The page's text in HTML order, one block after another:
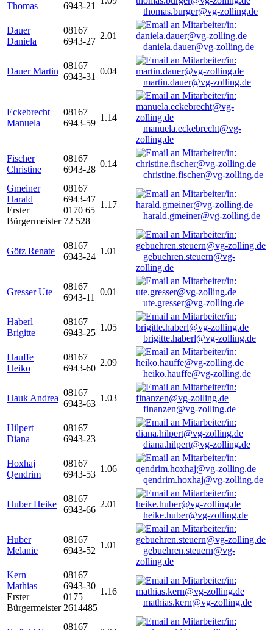
Thomas
6943-21
thomas.burger@vg-zolling.de
Dauer
Daniela
08167
6943-27
2.01
daniela.dauer@vg-zolling.de
Dauer Martin
08167
6943-31
0.04
martin.dauer@vg-zolling.de
Eckebrecht
Manuela
08167
6943-59
1.14
manuela.eckebrecht@vg-
zolling.de
Fischer
Christine
08167
6943-28
0.14
christine.fischer@vg-zolling.de
Gmeiner
Harald
Erster
Bürgermeister
08167
6943-47
0170 65
72 528
1.17
harald.gmeiner@vg-zolling.de
Götz Renate
08167
6943-24
1.01
gebuehren.steuern@vg-
zolling.de
Gresser Ute
08167
6943-11
0.01
ute.gresser@vg-zolling.de
Haberl
Brigitte
08167
6943-25
1.05
brigitte.haberl@vg-zolling.de
Hauffe
Heiko
08167
6943-60
2.09
heiko.hauffe@vg-zolling.de
Hauk Andrea
08167
6943-63
1.03
finanzen@vg-zolling.de
Hilpert
Diana
08167
6943-23
diana.hilpert@vg-zolling.de
Hoxhaj
Qendrim
08167
6943-53
1.06
qendrim.hoxhaj@vg-zolling.de
Huber Heike
08167
6943-66
2.01
heike.huber@vg-zolling.de
Huber
Melanie
08167
6943-52
1.01
gebuehren.steuern@vg-
zolling.de
Kern
Mathias
Erster
Bürgermeister
08167
6943-30
0175
2614485
1.16
mathias.kern@vg-zolling.de
08167